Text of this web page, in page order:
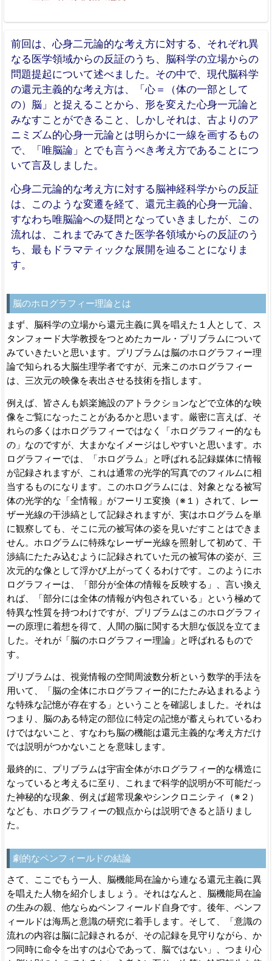
前回は、心身二元論的な考え方に対する、それぞれ異
なる医学領域からの反証のうち、脳科学の立場からの
問題提起について述べました。その中で、現代脳科学
の還元主義的な考え方は、「心＝（体の一部として
の）脳」と捉えることから、形を変えた心身一元論と
みなすことができること、しかしそれは、古よりのア
ニミズム的心身一元論とは明らかに一線を画するもの
で、「唯脳論」とでも言うべき考え方であることにつ
いて言及しました。
心身二元論的な考え方に対する脳神経科学からの反証
は、このような変遷を経て、還元主義的心身一元論、
すなわち唯脳論への疑問となっていきましたが、この
流れは、これまでみてきた医学各領域からの反証のう
ち、最もドラマティックな展開を辿ることになりま
す。
脳のホログラフィー理論とは
まず、脳科学の立場から還元主義に異を唱えた１人として、ス
タンフォード大学教授をつとめたカール・プリブラムについて
みていきたいと思います。プリブラムは脳のホログラフィー理
論で知られる大脳生理学者ですが、元来このホログラフィー
は、三次元の映像を表出させる技術を指します。
例えば、皆さんも娯楽施設のアトラクションなどで立体的な映
像をご覧になったことがあるかと思います。厳密に言えば、そ
れらの多くはホログラフィーではなく「ホログラフィー的なも
の」なのですが、大まかなイメージはしやすいと思います。ホ
ログラフィーでは、「ホログラム」と呼ばれる記録媒体に情報
が記録されますが、これは通常の光学的写真でのフィルムに相
当するものになります。このホログラムには、対象となる被写
体の光学的な「全情報」がフーリエ変換（※１）されて、レー
ザー光線の干渉縞として記録されますが、実はホログラムを単
に観察しても、そこに元の被写体の姿を見いだすことはできま
せん。ホログラムに特殊なレーザー光線を照射して初めて、干
渉縞にたたみ込むように記録されていた元の被写体の姿が、三
次元的な像として浮かび上がってくるわけです。このようにホ
ログラフィーは、「部分が全体の情報を反映する」、言い換え
れば、「部分には全体の情報が内包されている」という極めて
特異な性質を持つわけですが、プリブラムはこのホログラフィ
ーの原理に着想を得て、人間の脳に関する大胆な仮説を立てま
した。それが「脳のホログラフィー理論」と呼ばれるもので
す。
プリブラムは、視覚情報の空間周波数分析という数学的手法を
用いて、「脳の全体にホログラフィー的にたたみ込まれるよう
な特殊な記憶が存在する」ということを確認しました。それは
つまり、脳のある特定の部位に特定の記憶が蓄えられているわ
けではないこと、すなわち脳の機能は還元主義的な考え方だけ
では説明がつかないことを意味します。
最終的に、プリブラムは宇宙全体がホログラフィー的な構造に
なっていると考えるに至り、これまで科学的説明が不可能だっ
た神秘的な現象、例えば超常現象やシンクロニシティ（※２）
なども、ホログラフィーの観点からは説明できると語りまし
た。
劇的なペンフィールドの結論
さて、ここでもう一人、脳機能局在論から連なる還元主義に異
を唱えた人物を紹介しましょう。それはなんと、脳機能局在論
の生みの親、他ならぬペンフィールド自身です。後年、ペンフ
ィールドは海馬と意識の研究に着手します。そして、「意識の
流れの内容は脳に記録されるが、その記録を見守りながら、か
つ同時に命令を出すのは心であって、脳ではない」、つまり心